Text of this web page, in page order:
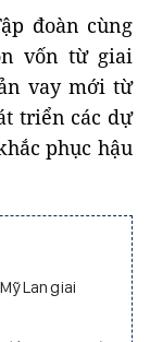
đoàn cùng
vốn từ giai
vay mới từ
triển các dự
phục hậu
Lan giai